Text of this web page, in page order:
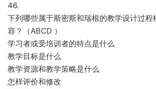
46.
下列哪些属于斯密斯和瑞根的教学设计过程
容？（ABCD ）
学习者或受培训者的特点是什么
教学目标是什么
教学资源和教学策略是什么
怎样评价和修改